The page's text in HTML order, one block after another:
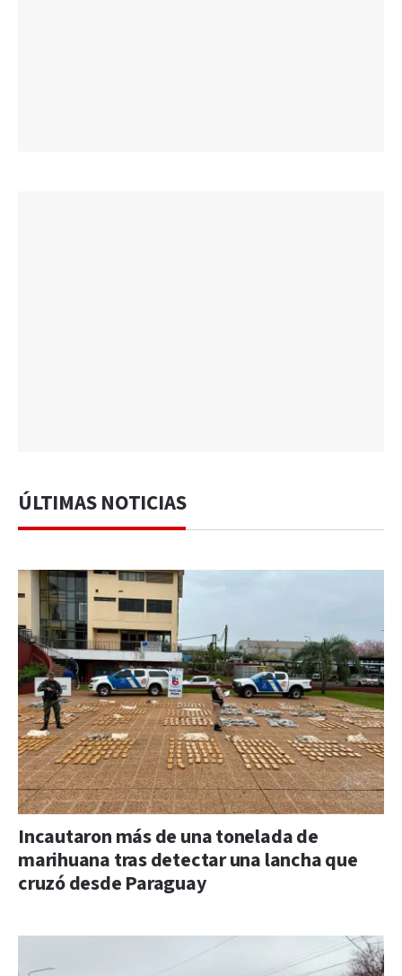
ÚLTIMAS NOTICIAS
Incautaron más de una tonelada de
marihuana tras detectar una lancha que
cruzó desde Paraguay